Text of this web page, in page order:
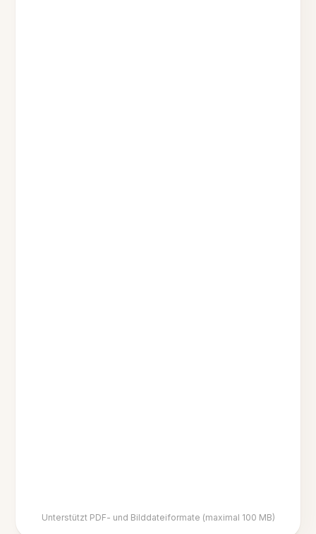
Unterstützt PDF- und Bilddateiformate (maximal 100 MB)